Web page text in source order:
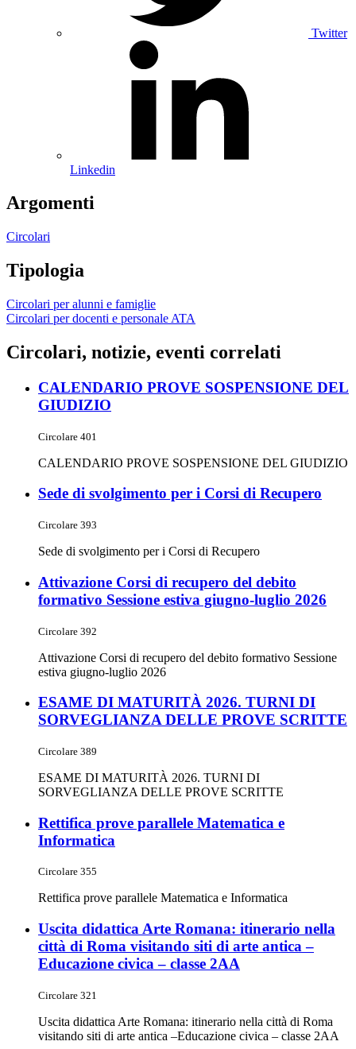
Twitter
Linkedin
Argomenti
Circolari
Tipologia
Circolari per alunni e famiglie
Circolari per docenti e personale ATA
Circolari, notizie, eventi correlati
CALENDARIO PROVE SOSPENSIONE DEL
GIUDIZIO
Circolare 401
CALENDARIO PROVE SOSPENSIONE DEL GIUDIZIO
Sede di svolgimento per i Corsi di Recupero
Circolare 393
Sede di svolgimento per i Corsi di Recupero
Attivazione Corsi di recupero del debito
formativo Sessione estiva giugno-luglio 2026
Circolare 392
Attivazione Corsi di recupero del debito formativo Sessione
estiva giugno-luglio 2026
ESAME DI MATURITÀ 2026. TURNI DI
SORVEGLIANZA DELLE PROVE SCRITTE
Circolare 389
ESAME DI MATURITÀ 2026. TURNI DI
SORVEGLIANZA DELLE PROVE SCRITTE
Rettifica prove parallele Matematica e
Informatica
Circolare 355
Rettifica prove parallele Matematica e Informatica
Uscita didattica Arte Romana: itinerario nella
città di Roma visitando siti di arte antica –
Educazione civica – classe 2AA
Circolare 321
Uscita didattica Arte Romana: itinerario nella città di Roma
visitando siti di arte antica –Educazione civica – classe 2AA